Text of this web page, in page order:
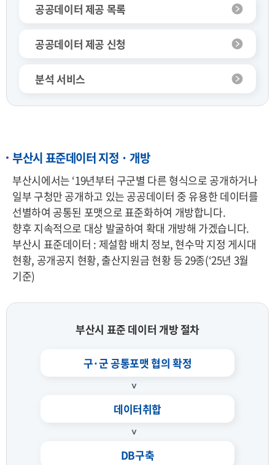
공공데이터 제공 목록
공공데이터 제공 신청
분석 서비스
부산시 표준데이터 지정 · 개방
부산시에서는 ‘19년부터 구군별 다른 형식으로 공개하거나
일부 구청만 공개하고 있는 공공데이터 중 유용한 데이터를
선별하여 공통된 포맷으로 표준화하여 개방합니다.
향후 지속적으로 대상 발굴하여 확대 개방해 가겠습니다.
부산시 표준데이터 : 제설함 배치 정보, 현수막 지정 게시대
현황, 공개공지 현황, 출산지원금 현황 등 29종(‘25년 3월
기준)
부산시 표준 데이터 개방 절차
구·군 공통포맷 협의 확정
데이터취합
DB구축